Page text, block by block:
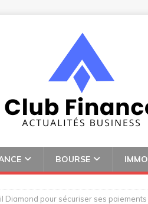
BOURSE
Diamond pour sécuriser ses paiements